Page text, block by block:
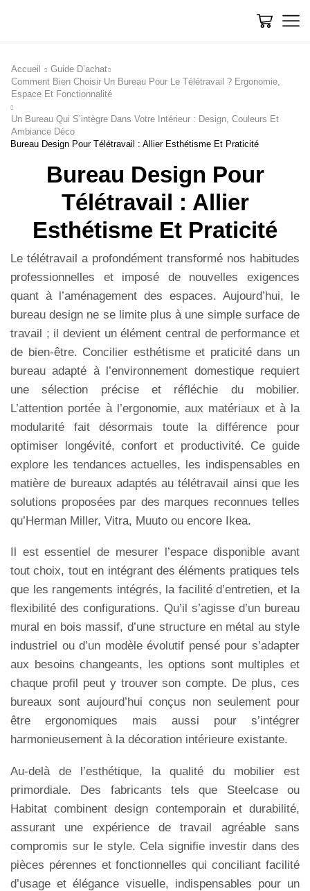
Accueil
Guide D’achat
Comment Bien Choisir Un Bureau Pour Le Télétravail ? Ergonomie,
Espace Et Fonctionnalité
Un Bureau Qui S’intègre Dans Votre Intérieur : Design, Couleurs Et
Ambiance Déco
Bureau Design Pour Télétravail : Allier Esthétisme Et Praticité
Bureau Design Pour
Télétravail : Allier
Esthétisme Et Praticité
Le télétravail a profondément transformé nos habitudes
professionnelles et imposé de nouvelles exigences
quant à l’aménagement des espaces. Aujourd’hui, le
bureau design ne se limite plus à une simple surface de
travail ; il devient un élément central de performance et
de bien-être. Concilier esthétisme et praticité dans un
bureau adapté à l’environnement domestique requiert
une sélection précise et réfléchie du mobilier.
L’attention portée à l’ergonomie, aux matériaux et à la
modularité fait désormais toute la différence pour
optimiser longévité, confort et productivité. Ce guide
explore les tendances actuelles, les indispensables en
matière de bureaux adaptés au télétravail ainsi que les
solutions proposées par des marques reconnues telles
qu’Herman Miller, Vitra, Muuto ou encore Ikea.
Il est essentiel de mesurer l’espace disponible avant
tout choix, tout en intégrant des éléments pratiques tels
que les rangements intégrés, la facilité d’entretien, et la
flexibilité des configurations. Qu’il s’agisse d’un bureau
mural en bois massif, d’une structure en métal au style
industriel ou d’un modèle évolutif pensé pour s’adapter
aux besoins changeants, les options sont multiples et
chaque profil peut y trouver son compte. De plus, ces
bureaux sont aujourd’hui conçus non seulement pour
être ergonomiques mais aussi pour s’intégrer
harmonieusement à la décoration intérieure existante.
Au-delà de l’esthétique, la qualité du mobilier est
primordiale. Des fabricants tels que Steelcase ou
Habitat combinent design contemporain et durabilité,
assurant une expérience de travail agréable sans
compromis sur le style. Cela signifie investir dans des
pièces pérennes et fonctionnelles qui conciliant facilité
d’usage et élégance visuelle, indispensables pour un